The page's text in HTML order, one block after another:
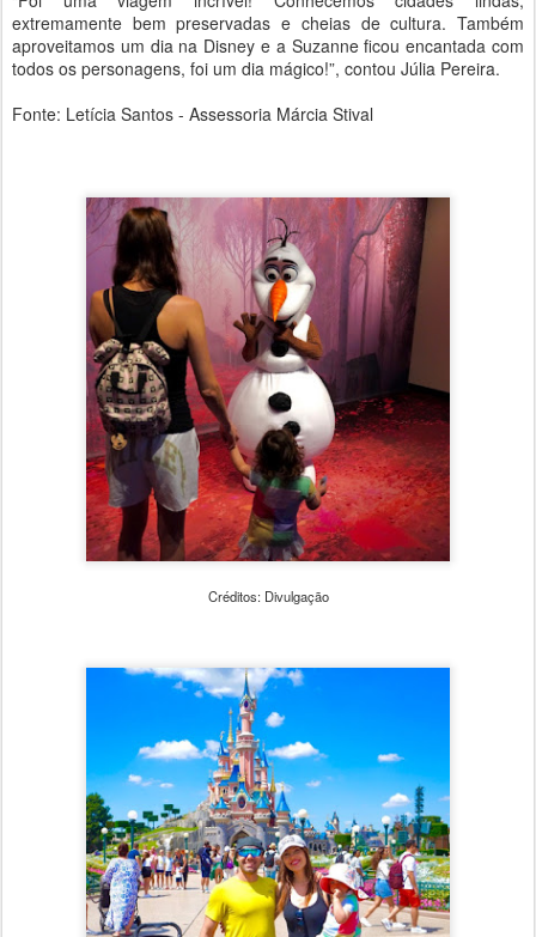
extremamente bem preservadas e cheias de cultura. Também
aproveitamos um dia na Disney e a Suzanne ficou encantada com
todos os personagens, foi um dia mágico!”, contou Júlia Pereira.
Fonte: Letícia Santos - Assessoria Márcia Stival
Créditos: Divulgação